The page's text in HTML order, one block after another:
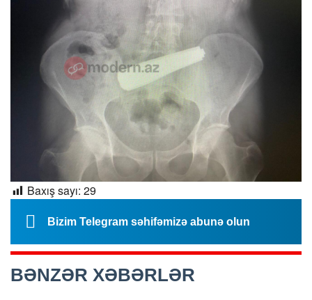
Baxış sayı: 29
Bizim Telegram səhifəmizə abunə olun
BƏNZƏR XƏBƏRLƏR